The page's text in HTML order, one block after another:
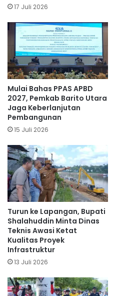
17 Juli 2026
Mulai Bahas PPAS APBD
2027, Pemkab Barito Utara
Jaga Keberlanjutan
Pembangunan
15 Juli 2026
Turun ke Lapangan, Bupati
Shalahuddin Minta Dinas
Teknis Awasi Ketat
Kualitas Proyek
Infrastruktur
13 Juli 2026